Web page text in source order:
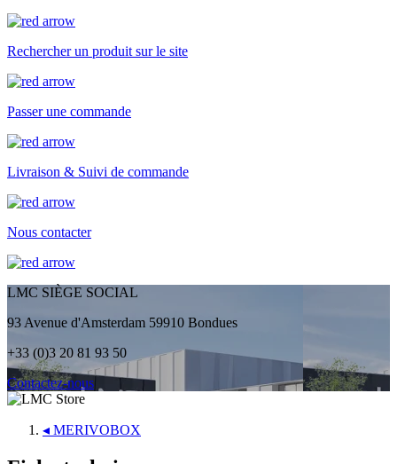
Rechercher un produit sur le site
Passer une commande
Livraison & Suivi de commande
Nous contacter
LMC SIÈGE SOCIAL
93 Avenue d'Amsterdam 59910 Bondues
+33 (0)3 20 81 93 50
Contactez-nous
◂ MERIVOBOX